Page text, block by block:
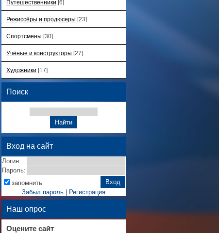
Путешественники [6]
Режиссёры и продюсеры [23]
Спортсмены [30]
Учёные и конструкторы [27]
Художники [17]
Поиск
Вход на сайт
Логин:
Пароль:
запомнить
Забыл пароль
Регистрация
Наш опрос
Оцените сайт